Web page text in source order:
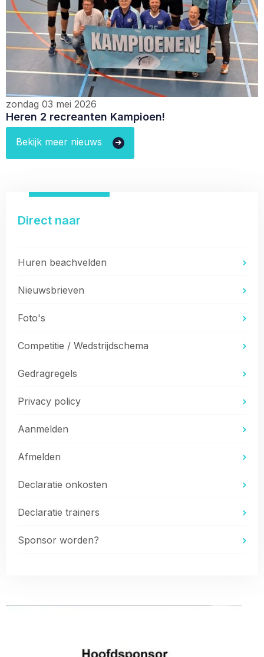
zondag 03 mei 2026
Heren 2 recreanten Kampioen!
Bekijk meer nieuws
Direct naar
Huren beachvelden
Nieuwsbrieven
Foto's
Competitie / Wedstrijdschema
Gedragregels
Privacy policy
Aanmelden
Afmelden
Declaratie onkosten
Declaratie trainers
Sponsor worden?